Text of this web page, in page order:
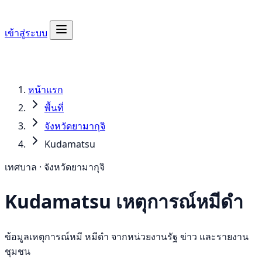
เข้าสู่ระบบ
หน้าแรก
พื้นที่
จังหวัดยามากุจิ
Kudamatsu
เทศบาล · จังหวัดยามากุจิ
Kudamatsu เหตุการณ์หมีดำ
ข้อมูลเหตุการณ์หมี หมีดำ จากหน่วยงานรัฐ ข่าว และรายงาน
ชุมชน